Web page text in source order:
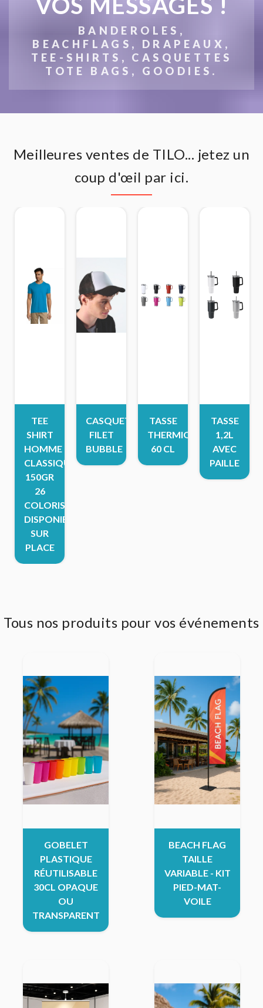
BANDEROLES,
BEACHFLAGS, DRAPEAUX,
TEE-SHIRTS, CASQUETTES
TOTE BAGS, GOODIES.
Meilleures ventes de TILO... jetez un
coup d'œil par ici.
TEE
SHIRT
HOMME
CLASSIQUE
150GR
26
COLORIS
DISPONIBLES
SUR
PLACE
CASQUETTE
FILET
BUBBLE
TASSE
THERMIQUE
60 CL
TASSE
1,2L
AVEC
PAILLE
Tous nos produits pour vos événements
GOBELET
PLASTIQUE
RÉUTILISABLE
30CL OPAQUE
OU
TRANSPARENT
BEACH FLAG
TAILLE
VARIABLE - KIT
PIED-MAT-
VOILE